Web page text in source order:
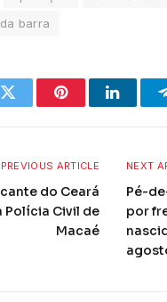
barra
Twitter Pinterest
PREVIOUS ARTICLE
do Ceará
Polícia Civil de
Macaé
NEXT
Pé-
por